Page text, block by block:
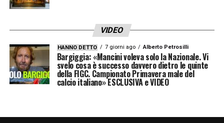
VIDEO
HANNO DETTO 7 giorni ago Alberto Petrosilli
Bargiggia: «Mancini voleva solo la Nazionale. Vi
svelo cosa è successo davvero dietro le quinte
della FIGC. Campionato Primavera male del
calcio italiano» ESCLUSIVA e VIDEO